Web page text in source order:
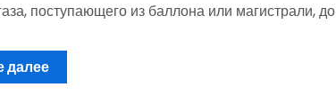
поступающего из баллона или магистрали, до
далее